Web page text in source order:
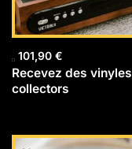
101,90 €
Recevez des vinyles
collectors